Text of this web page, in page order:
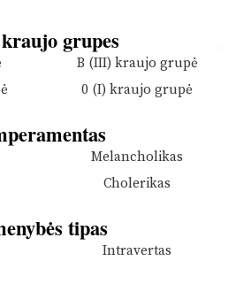
grupes
B (III) kraujo grupė
0 (I) kraujo grupė
Melancholikas
Cholerikas
tipas
Intravertas